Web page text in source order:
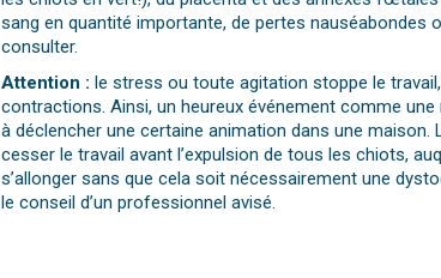
sang en quantité importante, de pertes nauséabondes
consulter.
Attention : le stress ou toute agitation stoppe le
contractions. Ainsi, un heureux événement comme
à déclencher une certaine animation dans une maison.
cesser le travail avant l’expulsion de tous les chiots,
s’allonger sans que cela soit nécessairement une
le conseil d’un professionnel avisé.